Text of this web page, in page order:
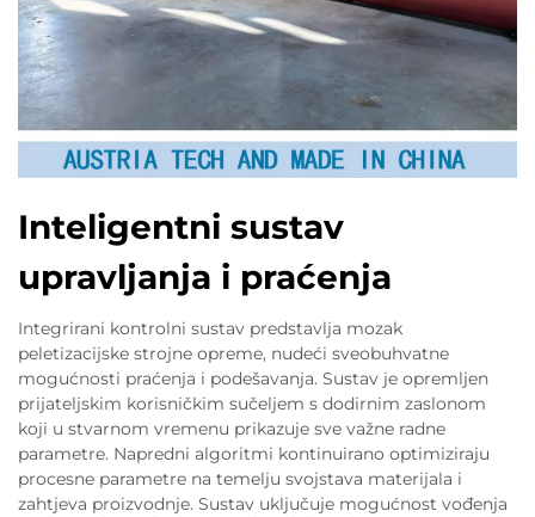
Inteligentni sustav
upravljanja i praćenja
Integrirani kontrolni sustav predstavlja mozak
peletizacijske strojne opreme, nudeći sveobuhvatne
mogućnosti praćenja i podešavanja. Sustav je opremljen
prijateljskim korisničkim sučeljem s dodirnim zaslonom
koji u stvarnom vremenu prikazuje sve važne radne
parametre. Napredni algoritmi kontinuirano optimiziraju
procesne parametre na temelju svojstava materijala i
zahtjeva proizvodnje. Sustav uključuje mogućnost vođenja